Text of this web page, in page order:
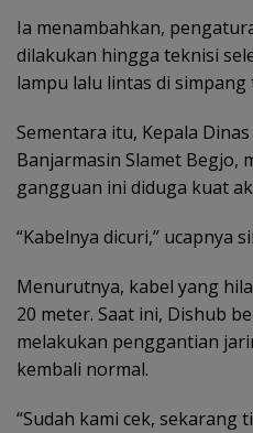
Ia menambahkan,
dilakukan hingga teknisi
lampu lalu lintas di simpang
Sementara itu, Kepala
Banjarmasin Slamet Begjo,
gangguan ini diduga kuat
“Kabelnya dicuri,” ucapnya
Menurutnya, kabel yang
20 meter. Saat ini, Dishub
melakukan penggantian
kembali normal.
“Sudah kami cek, sekarang